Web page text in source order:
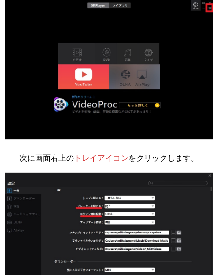
次に画面右上の トレイアイコンをクリックします。